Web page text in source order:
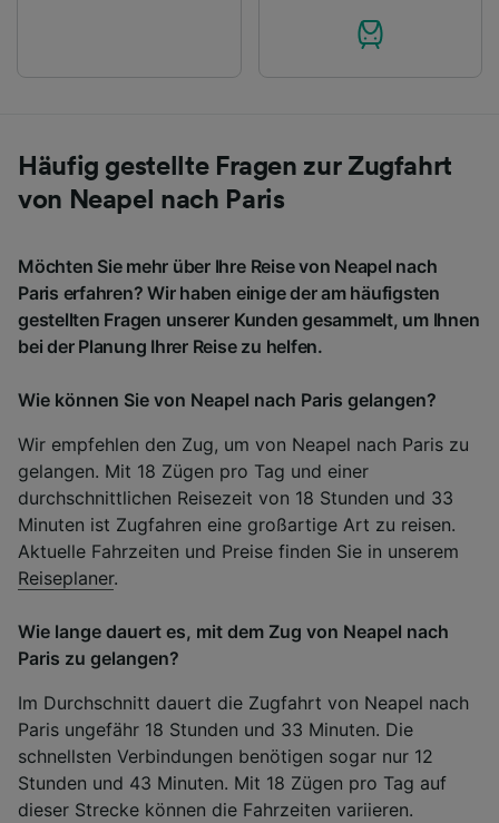
Häufig gestellte Fragen zur Zugfahrt
von Neapel nach Paris
Möchten Sie mehr über Ihre Reise von Neapel nach
Paris erfahren? Wir haben einige der am häufigsten
gestellten Fragen unserer Kunden gesammelt, um Ihnen
bei der Planung Ihrer Reise zu helfen.
Wie können Sie von Neapel nach Paris gelangen?
Wir empfehlen den Zug, um von Neapel nach Paris zu
gelangen. Mit 18 Zügen pro Tag und einer
durchschnittlichen Reisezeit von 18 Stunden und 33
Minuten ist Zugfahren eine großartige Art zu reisen.
Aktuelle Fahrzeiten und Preise finden Sie in unserem
Reiseplaner.
Wie lange dauert es, mit dem Zug von Neapel nach
Paris zu gelangen?
Im Durchschnitt dauert die Zugfahrt von Neapel nach
Paris ungefähr 18 Stunden und 33 Minuten. Die
schnellsten Verbindungen benötigen sogar nur 12
Stunden und 43 Minuten. Mit 18 Zügen pro Tag auf
dieser Strecke können die Fahrzeiten variieren.